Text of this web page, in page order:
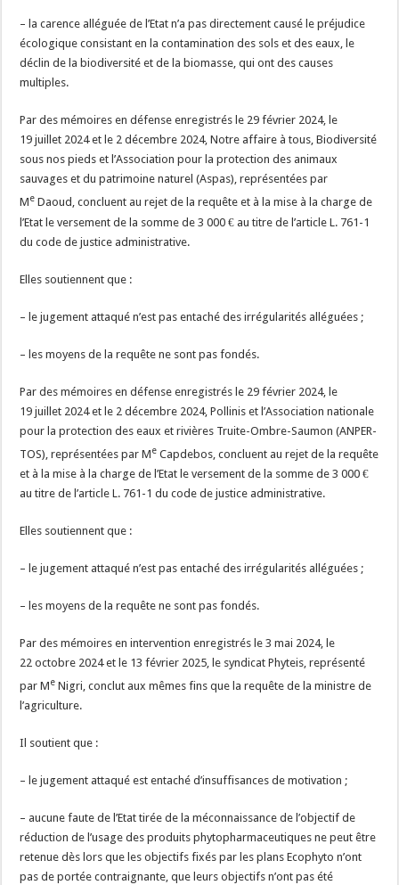
– la carence alléguée de l’Etat n’a pas directement causé le préjudice
écologique consistant en la contamination des sols et des eaux, le
déclin de la biodiversité et de la biomasse, qui ont des causes
multiples.
Par des mémoires en défense enregistrés le 29 février 2024, le
19 juillet 2024 et le 2 décembre 2024, Notre affaire à tous, Biodiversité
sous nos pieds et l’Association pour la protection des animaux
sauvages et du patrimoine naturel (Aspas), représentées par
Me Daoud, concluent au rejet de la requête et à la mise à la charge de
l’Etat le versement de la somme de 3 000 € au titre de l’article L. 761-1
du code de justice administrative.
Elles soutiennent que :
– le jugement attaqué n’est pas entaché des irrégularités alléguées ;
– les moyens de la requête ne sont pas fondés.
Par des mémoires en défense enregistrés le 29 février 2024, le
19 juillet 2024 et le 2 décembre 2024, Pollinis et l’Association nationale
pour la protection des eaux et rivières Truite-Ombre-Saumon (ANPER-
TOS), représentées par Me Capdebos, concluent au rejet de la requête
et à la mise à la charge de l’Etat le versement de la somme de 3 000 €
au titre de l’article L. 761-1 du code de justice administrative.
Elles soutiennent que :
– le jugement attaqué n’est pas entaché des irrégularités alléguées ;
– les moyens de la requête ne sont pas fondés.
Par des mémoires en intervention enregistrés le 3 mai 2024, le
22 octobre 2024 et le 13 février 2025, le syndicat Phyteis, représenté
par Me Nigri, conclut aux mêmes fins que la requête de la ministre de
l’agriculture.
Il soutient que :
– le jugement attaqué est entaché d’insuffisances de motivation ;
– aucune faute de l’Etat tirée de la méconnaissance de l’objectif de
réduction de l’usage des produits phytopharmaceutiques ne peut être
retenue dès lors que les objectifs fixés par les plans Ecophyto n’ont
pas de portée contraignante, que leurs objectifs n’ont pas été